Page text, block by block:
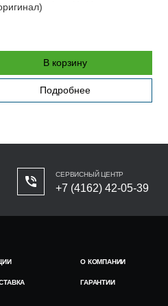
В корзину
Подробнее
СЕРВИСНЫЙ ЦЕНТР
+7 (4162) 42-05-39
О КОМПАНИИ
ГАРАНТИИ